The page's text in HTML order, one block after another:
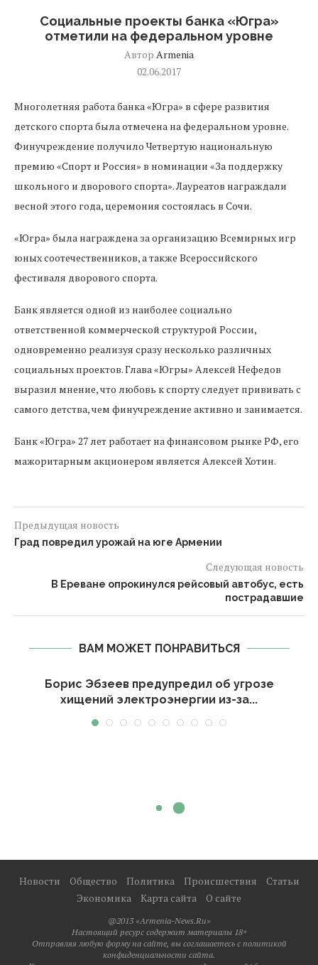
Социальные проекты банка «Югра»
отметили на федеральном уровне
Автор Armenia
02.06.2017
Многолетняя работа банка «Югра» в сфере развития
детского спорта была отмечена на федеральном уровне.
Финучреждение получило Четвертую национальную
премию «Спорт и Россия» в номинации «За поддержку
школьного и дворового спорта». Лауреатов награждали
весной этого года, церемония состоялась в Сочи.
«Югра» была награждена за организацию Всемирных игр
юных соотечественников, а также Всероссийского
фестиваля дворового спорта.
Банк является одной из наиболее социально
ответственной коммерческой структурой России,
одновременно реализуя сразу несколько различных
социальных проектов. Глава «Югры» Алексей Нефедов
выразил мнение, что любовь к спорту следует прививать с
самого детства, чем финучреждение активно и занимается.
Банк «Югра» 27 лет работает на финансовом рынке РФ, его
мажоритарным акционером является Алексей Хотин.
Предыдущая новость
Град повредил урожай на юге Армении
Следующая новость
В Ереване опрокинулся рейсовый автобус, есть
пострадавшие
ВАМ МОЖЕТ ПОНРАВИТЬСЯ
Борис Эбзеев предупредил об угрозе
хищений электроэнергии из-за...
Новости Общество Политика Происшествия
Статьи
Экономика
Карта сайта О сайте
@2013 «Armenia-News.Ru»
Настоящий ресурс содержит материалы 18+
Отправляя любую форму на сайте, вы соглашаетесь с политикой
конфиденциальности сайта.